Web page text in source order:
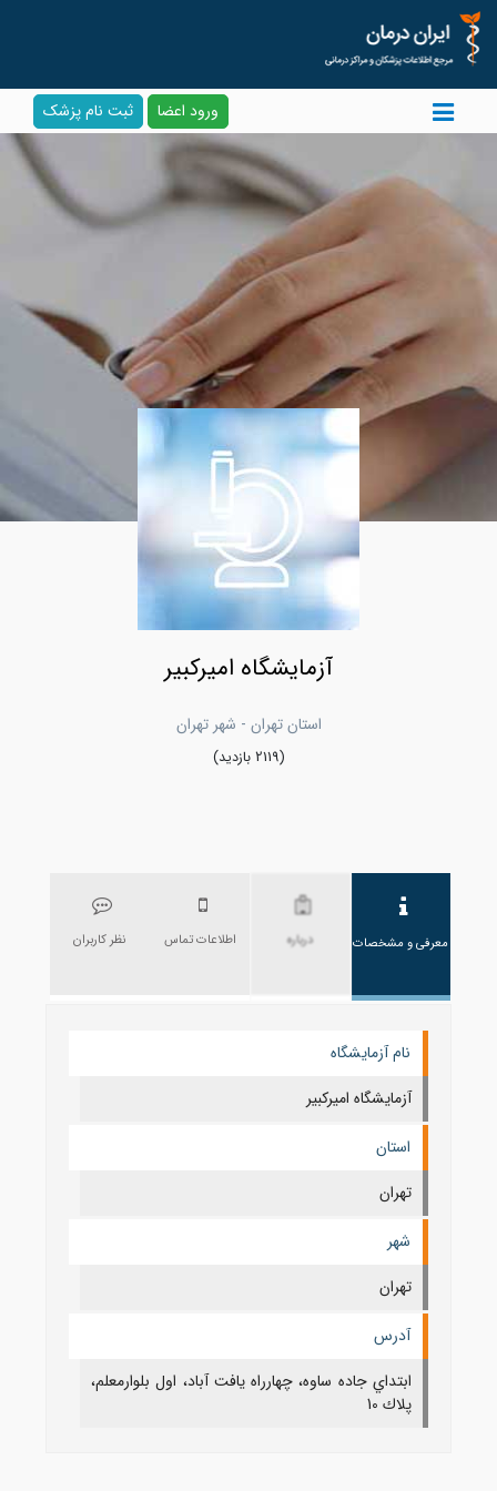
ورود اعضا ثبت نام پزشک
آزمایشگاه امیرکبیر
استان تهران - شهر تهران
(2119 بازدید)
معرفی و مشخصات درباره اطلاعات تماس نظر کاربران
نام آزمایشگاه
آزمایشگاه امیرکبیر
استان
تهران
شهر
تهران
آدرس
ابتداي جاده ساوه، چهارراه يافت آباد، اول بلوارمعلم،
پلاك 10